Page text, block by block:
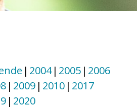
2004 2005 2006
2009 2010 2017
2020